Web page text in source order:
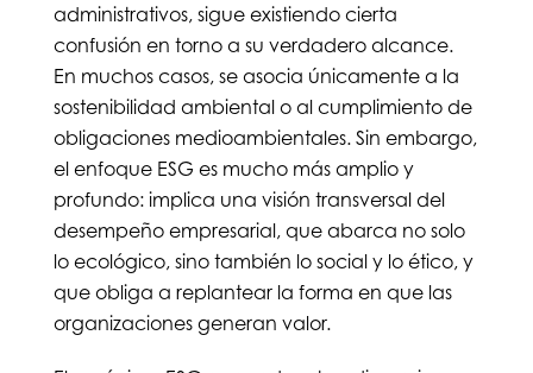
administrativos, sigue existiendo cierta
confusión en torno a su verdadero alcance.
En muchos casos, se asocia únicamente a la
sostenibilidad ambiental o al cumplimiento de
obligaciones medioambientales. Sin embargo,
el enfoque ESG es mucho más amplio y
profundo: implica una visión transversal del
desempeño empresarial, que abarca no solo
lo ecológico, sino también lo social y lo ético, y
que obliga a replantear la forma en que las
organizaciones generan valor.